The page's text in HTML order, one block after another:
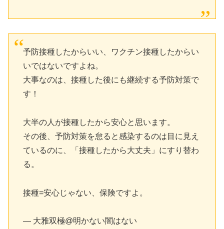
予防接種したからいい、ワクチン接種したからい
いではないですよね。
大事なのは、接種した後にも継続する予防対策で
す！
大半の人が接種したから安心と思います。
その後、予防対策を怠ると感染するのは目に見え
ているのに、「接種したから大丈夫」にすり替わ
る。
接種=安心じゃない、保険ですよ。
— 大雅双極@明かない闇はない